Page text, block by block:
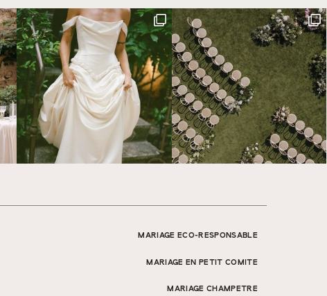
MARIAGE ECO-RESPONSABLE
MARIAGE EN PETIT COMITE
MARIAGE CHAMPETRE